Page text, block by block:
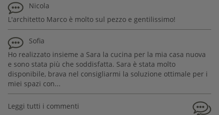
Nicola
L'architetto Marco è molto sul pezzo e gentilissimo!
Sofia
Ho realizzato insieme a Sara la cucina per la mia casa nuova
e sono stata più che soddisfatta. Sara è stata molto
disponibile, brava nel consigliarmi la soluzione ottimale per i
miei spazi con...
Leggi tutti i commenti